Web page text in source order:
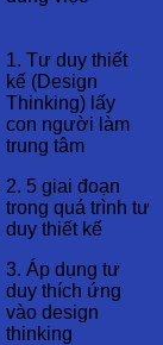
1. Tư duy thiết
kế (Design
Thinking) lấy
con người làm
trung tâm
2. 5 giai đoạn
trong quá trình tư
duy thiết kế
3. Áp dụng tư
duy thích ứng
vào design
thinking